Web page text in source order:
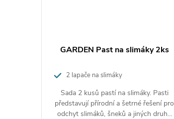
GARDEN Past na slimáky 2ks
2 lapače na slimáky
Sada 2 kusů pastí na slimáky. Pasti
představují přírodní a šetrné řešení pro
odchyt slimáků, šneků a jiných druhů